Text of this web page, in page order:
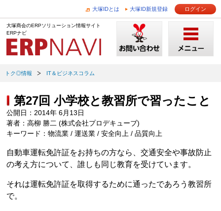
大塚IDとは 大塚ID新規登録 ログイン
大塚商会のERPソリューション情報サイト
ERPナビ
トク◎情報 IT＆ビジネスコラム
第27回 小学校と教習所で習ったこと
公開日：2014年 6月13日
著者：高柳 勝二 (株式会社プロデキューブ)
キーワード：物流業 / 運送業 / 安全向上 / 品質向上
自動車運転免許証をお持ちの方なら、交通安全や事故防止
の考え方について、誰しも同じ教育を受けています。
それは運転免許証を取得するために通ったであろう教習所
で。